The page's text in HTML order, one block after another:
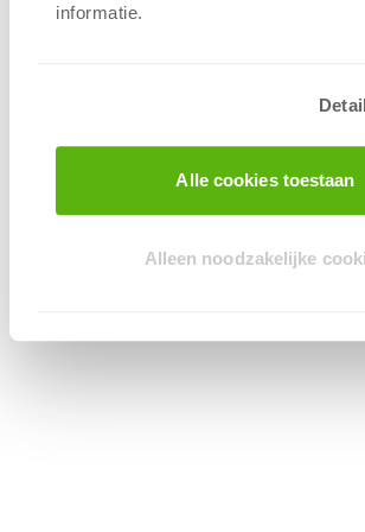
informatie.
Alle cookies toestaan
Alleen noodzakelijke